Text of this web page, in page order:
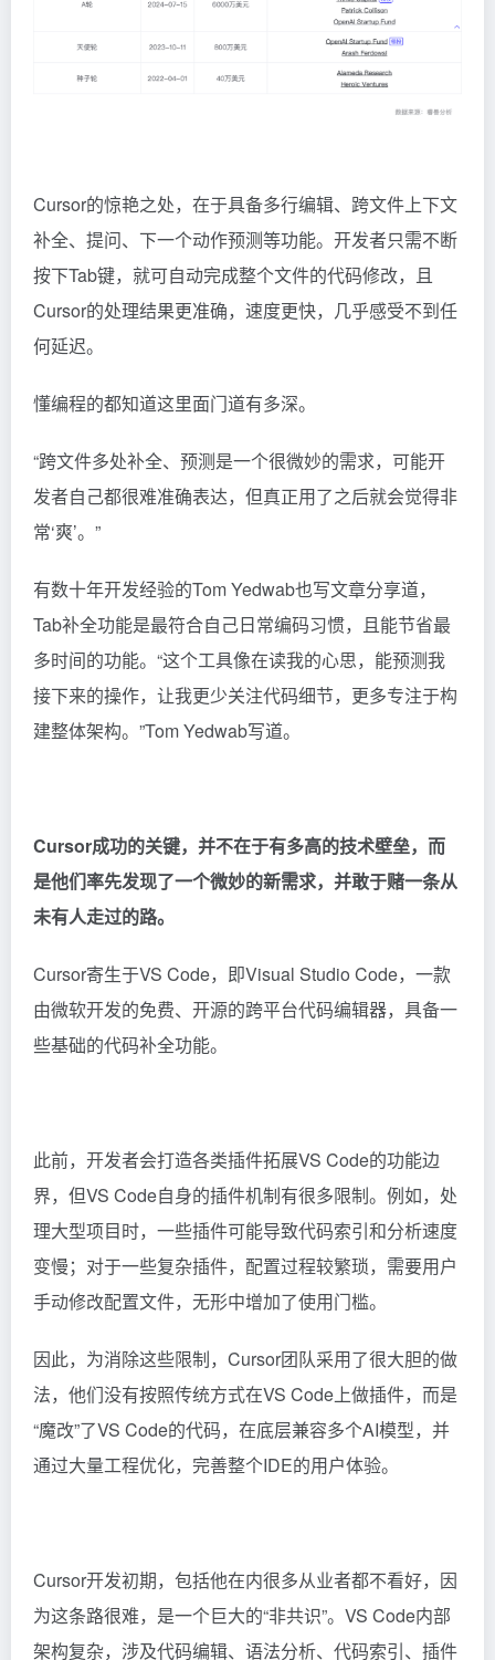
Cursor的惊艳之处，在于具备多行编辑、跨文件上下文
补全、提问、下一个动作预测等功能。开发者只需不断
按下Tab键，就可自动完成整个文件的代码修改，且
Cursor的处理结果更准确，速度更快，几乎感受不到任
何延迟。
懂编程的都知道这里面门道有多深。
“跨文件多处补全、预测是一个很微妙的需求，可能开
发者自己都很难准确表达，但真正用了之后就会觉得非
常‘爽’。”
有数十年开发经验的Tom Yedwab也写文章分享道，
Tab补全功能是最符合自己日常编码习惯，且能节省最
多时间的功能。“这个工具像在读我的心思，能预测我
接下来的操作，让我更少关注代码细节，更多专注于构
建整体架构。”Tom Yedwab写道。
Cursor成功的关键，并不在于有多高的技术壁垒，而
是他们率先发现了一个微妙的新需求，并敢于赌一条从
未有人走过的路。
Cursor寄生于VS Code，即Visual Studio Code，一款
由微软开发的免费、开源的跨平台代码编辑器，具备一
些基础的代码补全功能。
此前，开发者会打造各类插件拓展VS Code的功能边
界，但VS Code自身的插件机制有很多限制。例如，处
理大型项目时，一些插件可能导致代码索引和分析速度
变慢；对于一些复杂插件，配置过程较繁琐，需要用户
手动修改配置文件，无形中增加了使用门槛。
因此，为消除这些限制，Cursor团队采用了很大胆的做
法，他们没有按照传统方式在VS Code上做插件，而是
“魔改”了VS Code的代码，在底层兼容多个AI模型，并
通过大量工程优化，完善整个IDE的用户体验。
Cursor开发初期，包括他在内很多从业者都不看好，因
为这条路很难，是一个巨大的“非共识”。VS Code内部
架构复杂，涉及代码编辑、语法分析、代码索引、插件